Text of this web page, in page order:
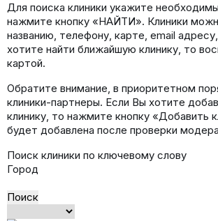
Для поиска клиники укажите
нажмите кнопку «НАЙТИ». Клиники
названию, телефону, карте, email
хотите найти ближайшую клинику, то
картой.
Обратите внимание, в приоритетном
клиники-партнеры. Если Вы хотите
клинику, то нажмите кнопку «Добавить
будет добавлена после проверки
Поиск клиники по ключевому слову
Город